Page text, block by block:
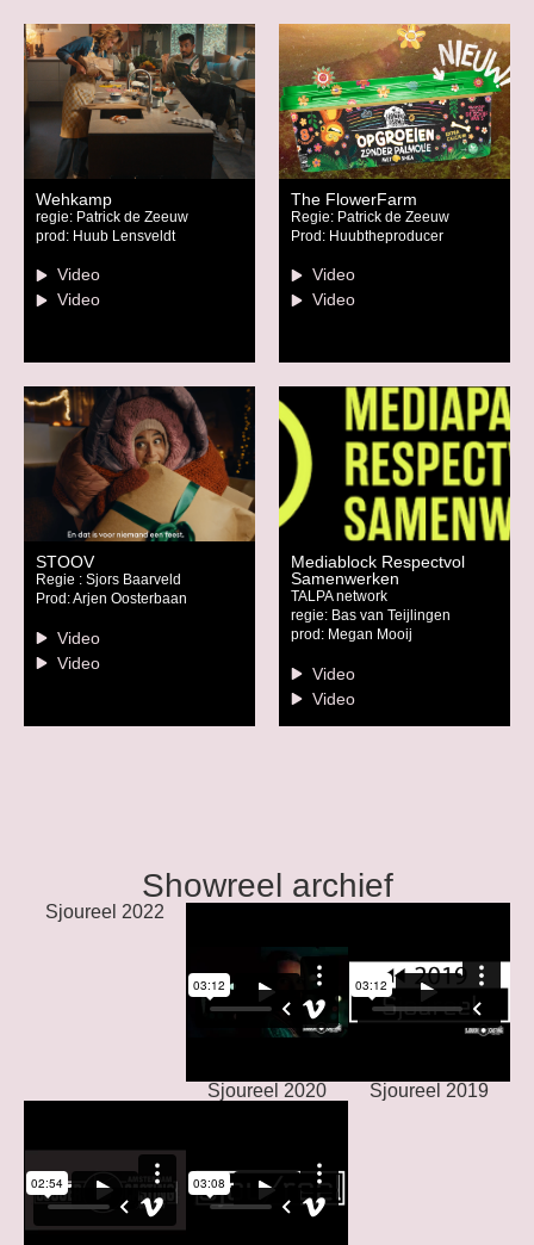
Wehkamp
regie: Patrick de Zeeuw
prod: Huub Lensveldt
Video
Video
The FlowerFarm
Regie: Patrick de Zeeuw
Prod: Huubtheproducer
Video
Video
STOOV
Regie : Sjors Baarveld
Prod: Arjen Oosterbaan
Video
Video
Mediablock Respectvol
Samenwerken
TALPA network
regie: Bas van Teijlingen
prod: Megan Mooij
Video
Video
Showreel archief
Sjoureel 2022
Sjoureel 2020 Sjoureel 2019